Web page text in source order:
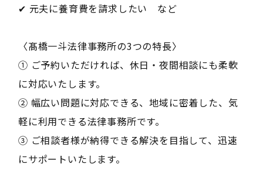
✔ 元夫に養育費を請求したい など
〈髙橋一斗法律事務所の3つの特長〉
① ご予約いただければ、休日・夜間相談にも柔軟
に対応いたします。
② 幅広い問題に対応できる、地域に密着した、気
軽に利用できる法律事務所です。
③ ご相談者様が納得できる解決を目指して、迅速
にサポートいたします。